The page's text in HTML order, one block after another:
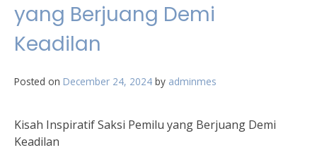
yang Berjuang Demi
Keadilan
Posted on December 24, 2024 by adminmes
Kisah Inspiratif Saksi Pemilu yang Berjuang Demi
Keadilan